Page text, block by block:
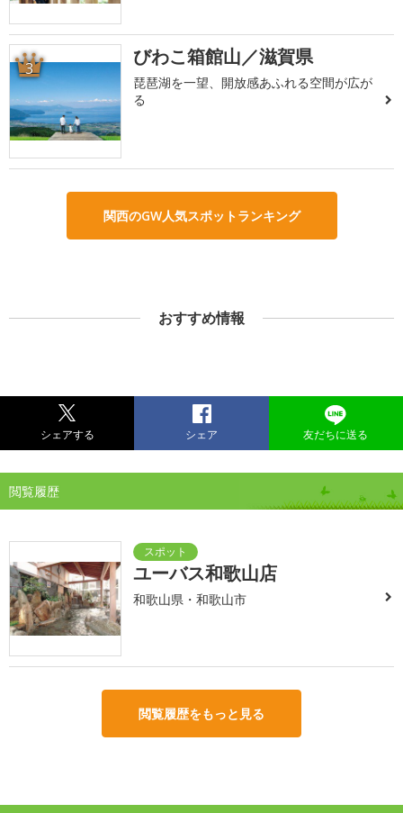
3 びわこ箱館山／滋賀県
琵琶湖を一望、開放感あふれる空間が広が
る
関西のGW人気スポットランキング
おすすめ情報
シェアする シェア 友だちに送る
閲覧履歴
ユーバス和歌山店
和歌山県・和歌山市
閲覧履歴をもっと見る